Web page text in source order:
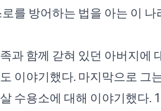
를 방어하는 법을 아는 이
과 함께 갇혀 있던 아버지에
이야기했다. 마지막으로 그
수용소에 대해 이야기했다.